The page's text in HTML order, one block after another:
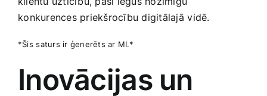
⁢konkurences priekšrocību ⁤digitālajā⁢ vidē.
*Šis ⁣saturs ir ģenerēts ar MI.*
Inovācijas un